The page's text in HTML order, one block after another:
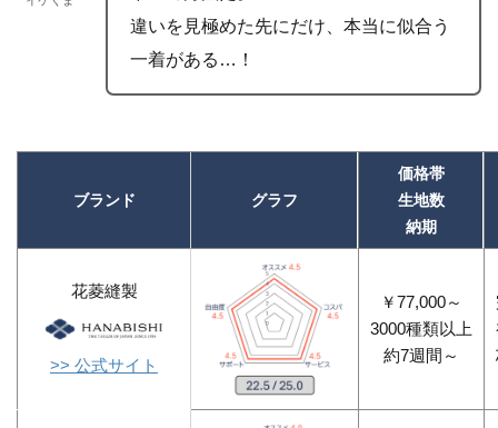
違いを見極めた先にだけ、本当に似合う
一着がある…！
ブランド グラフ
価格帯
生地数
納期
花菱縫製
>> 公式サイト
￥77,000～
3000種類以上
約7週間～